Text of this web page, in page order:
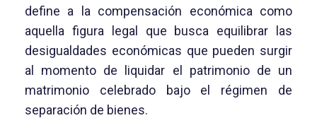
define a la compensación económica como
aquella figura legal que busca equilibrar las
desigualdades económicas que pueden surgir
al momento de liquidar el patrimonio de un
matrimonio celebrado bajo el régimen de
separación de bienes.